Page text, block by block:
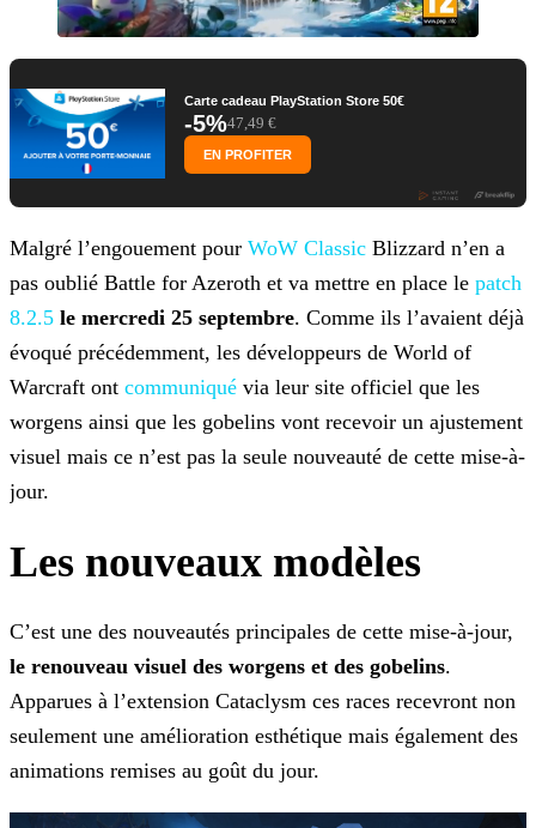
Carte cadeau PlayStation Store 50€
-5%47,49 €
EN PROFITER
Malgré l’engouement pour WoW Classic Blizzard n’en a
pas oublié Battle for Azeroth et va mettre en place le patch
8.2.5 le mercredi 25 septembre. Comme ils l’avaient déjà
évoqué précédemment, les développeurs de World of
Warcraft ont communiqué via leur site officiel que les
worgens ainsi que les gobelins vont recevoir un ajustement
visuel mais ce n’est pas la seule nouveauté de cette mise-à-
jour.
Les nouveaux modèles
C’est une des nouveautés principales de cette mise-à-jour,
le renouveau visuel des worgens et des gobelins.
Apparues à l’extension Cataclysm ces races recevront non
seulement une amélioration esthétique mais également des
animations remises au goût du jour.